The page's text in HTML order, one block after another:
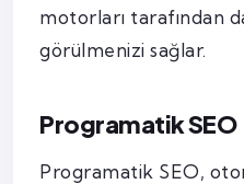
motorları tarafından
görülmenizi sağlar.
Programatik SEO
Programatik SEO,